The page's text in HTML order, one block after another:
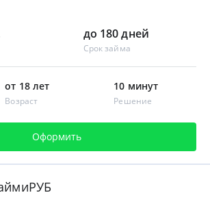
до 180 дней
Срок займа
от 18 лет
Возраст
10 минут
Решение
Оформить